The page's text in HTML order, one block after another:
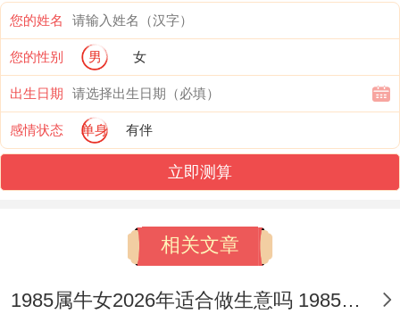
年支寅木相合，代表着事业上将迎来重大转
折或跨界合作的机遇，特别是关联南方市
场、互联网、新媒体或能源项目，极易一鸣
惊人。
将「禄神」跟「驿马」结合。主变动中生
之事，此变动多为利好，需主动把握，但七
杀星亦暗藏于太岁之中这代表着在高速发展
的过程中将遭遇强劲对手、严苛监管或突如
您的姓名
您的性别 男 女
出生日期
感情状态 单身 有伴
立即测算
相关文章
1985属牛女2026年适合做生意吗 1985属牛女2026年属牛的全年运势